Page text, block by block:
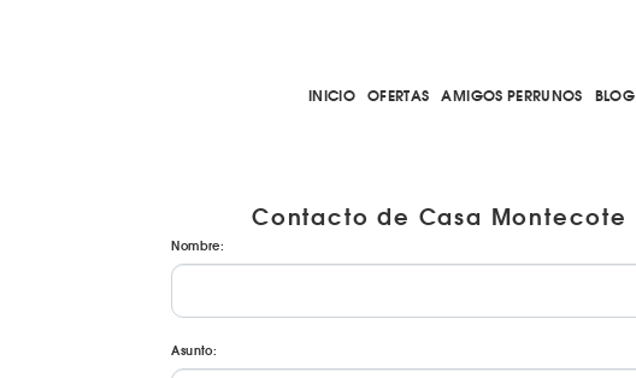
INICIO OFERTAS AMIGOS PERRUNOS BLOG
Contacto de Casa Montecote
Nombre:
Asunto: